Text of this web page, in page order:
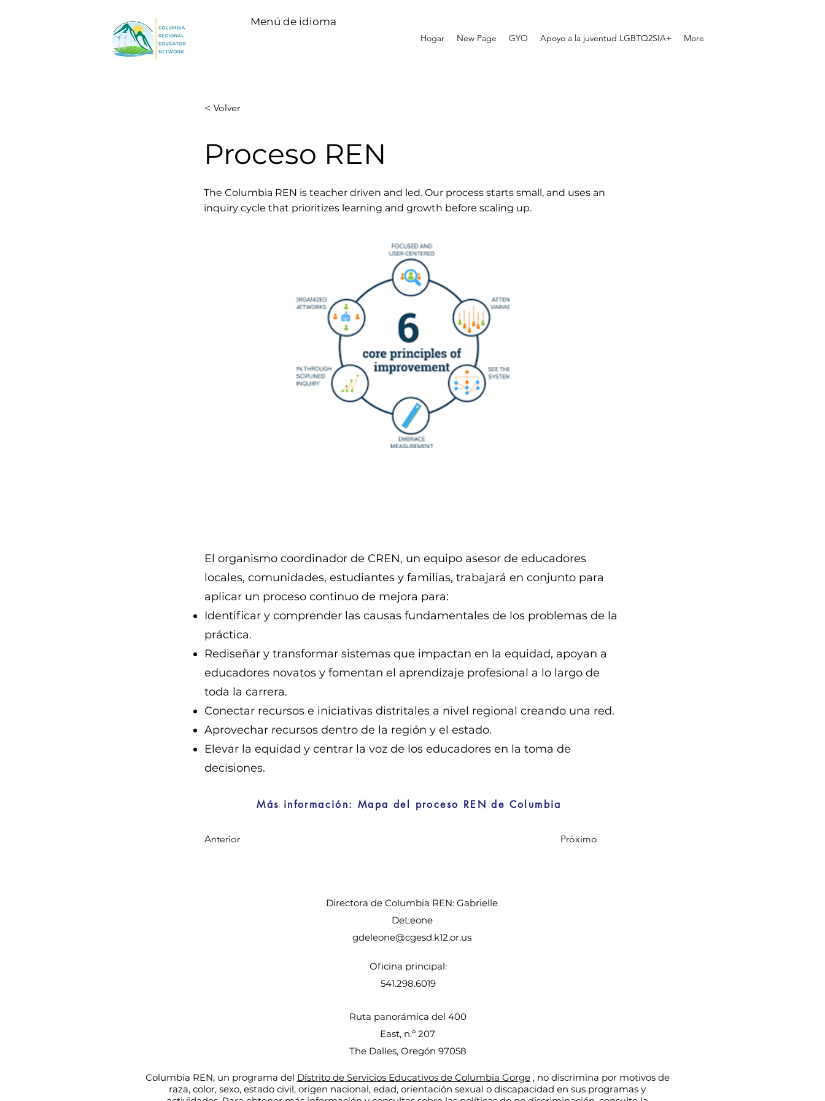
Menú de idioma
Hogar New Page GYO Apoyo a la juventud LGBTQ2SIA+ More
< Volver
Proceso REN
The Columbia REN is teacher driven and led. Our process starts small, and uses an
inquiry cycle that prioritizes learning and growth before scaling up.
El organismo coordinador de CREN, un equipo asesor de educadores
locales, comunidades, estudiantes y familias, trabajará en conjunto para
aplicar un proceso continuo de mejora para:
Identificar y comprender las causas fundamentales de los problemas de la
práctica.
Rediseñar y transformar sistemas que impactan en la equidad, apoyan a
educadores novatos y fomentan el aprendizaje profesional a lo largo de
toda la carrera.
Conectar recursos e iniciativas distritales a nivel regional creando una red.
Aprovechar recursos dentro de la región y el estado.
Elevar la equidad y centrar la voz de los educadores en la toma de
decisiones.
Más información: Mapa del proceso REN de Columbia
Anterior Próximo
Directora de Columbia REN: Gabrielle
DeLeone
gdeleone@cgesd.k12.or.us
Oficina principal:
541.298.6019
Ruta panorámica del 400
East, n.º 207
The Dalles, Oregón 97058
Columbia REN, un programa del Distrito de Servicios Educativos de Columbia Gorge, no discrimina por motivos de
raza, color, sexo, estado civil, origen nacional, edad, orientación sexual o discapacidad en sus programas y